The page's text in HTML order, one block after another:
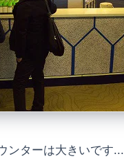
ンターは大きいです...